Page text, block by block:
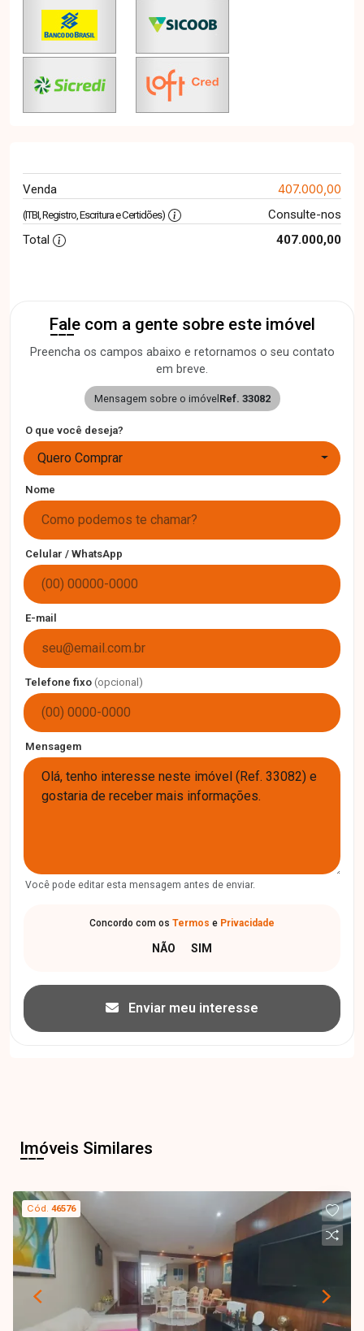
Venda 407.000,00
(ITBI, Registro, Escritura e Certidões)
Consulte-nos
Total
407.000,00
Fale com a gente sobre este imóvel
Preencha os campos abaixo e retornamos o seu contato
em breve.
Mensagem sobre o imóvelRef. 33082
O que você deseja?
Quero Comprar
Nome
Celular / WhatsApp
E-mail
Telefone fixo (opcional)
Mensagem
Você pode editar esta mensagem antes de enviar.
Concordo com os Termos e Privacidade
Enviar meu interesse
Imóveis Similares
Cód.46576